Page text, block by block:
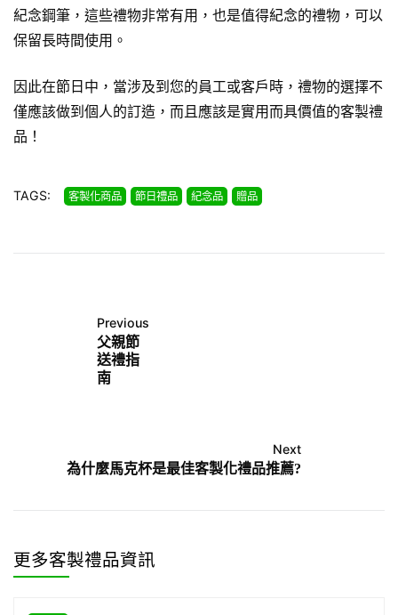
紀念鋼筆，這些禮物非常有用，也是值得紀念的禮物，可以
保留長時間使用。
因此在節日中，當涉及到您的員工或客戶時，禮物的選擇不
僅應該做到個人的訂造，而且應該是實用而具價值的客製禮
品！
TAGS: 客製化商品 節日禮品 紀念品 贈品
Previous
父親節
送禮指
南
Next
為什麼馬克杯是最佳客製化禮品推薦?
更多客製禮品資訊